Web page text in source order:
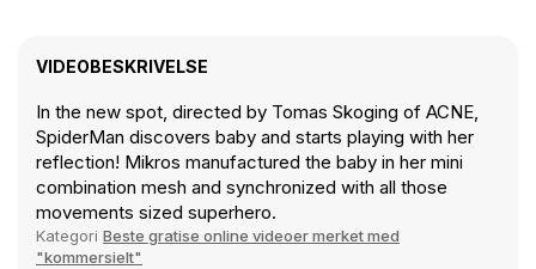
VIDEOBESKRIVELSE
In the new spot, directed by Tomas Skoging of ACNE,
SpiderMan discovers baby and starts playing with her
reflection! Mikros manufactured the baby in her mini
combination mesh and synchronized with all those
movements sized superhero.
Kategori Beste gratise online videoer merket med
"kommersielt"